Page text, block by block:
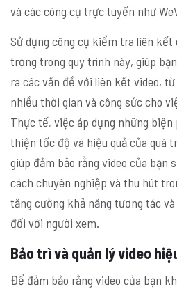
và các công cụ trực tuyến như
Sử dụng công cụ kiểm tra liên kết
trọng trong quy trình này, giúp
ra các vấn đề với liên kết video,
nhiều thời gian và công sức cho
Thực tế, việc áp dụng những biện
thiện tốc độ và hiệu quả của quá
giúp đảm bảo rằng video của bạn
cách chuyên nghiệp và thu hút
tăng cường khả năng tương tác
đối với người xem.
Bảo trì và quản lý video
Để đảm bảo rằng video của bạn